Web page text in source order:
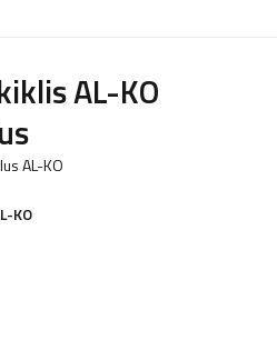
AL-KO
AL-KO
KO